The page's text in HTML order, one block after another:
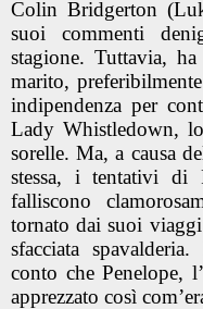
Colin Bridgerton
suoi commenti
stagione. Tuttavia,
marito,
indipendenza per
Lady Whistledown,
sorelle. Ma, a causa
stessa, i tentativi di
falliscono
tornato dai suoi
sfacciata
conto che Penelope,
apprezzato così